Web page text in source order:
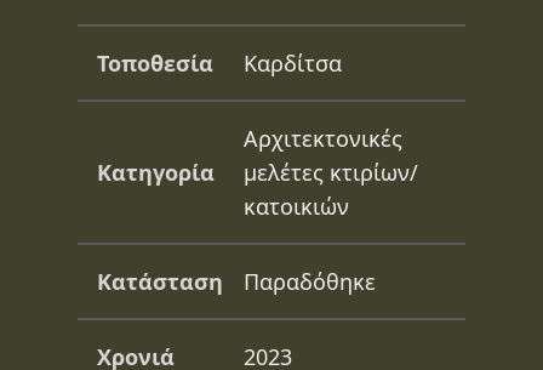
Τοποθεσία Καρδίτσα
Κατηγορία
Αρχιτεκτονικές
μελέτες κτιρίων/
κατοικιών
Κατάσταση Παραδόθηκε
Χρονιά 2023